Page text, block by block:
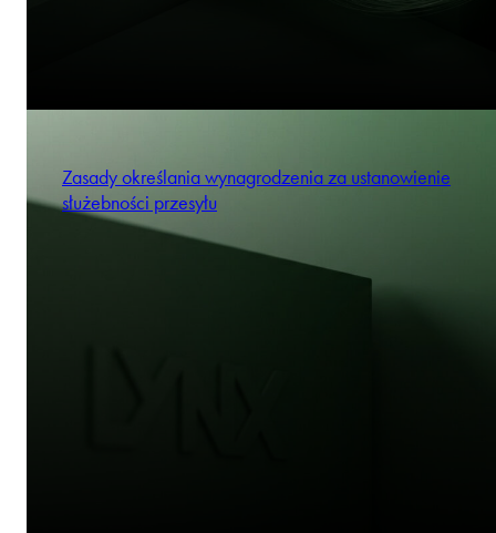
Zasady określania wynagrodzenia za ustanowienie
służebności przesyłu